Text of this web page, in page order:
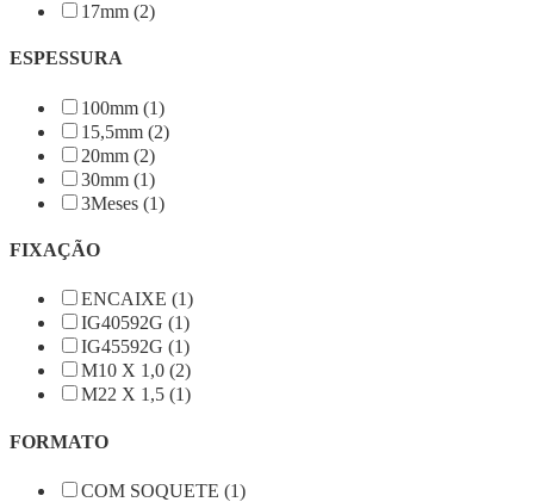
17mm (2)
ESPESSURA
100mm (1)
15,5mm (2)
20mm (2)
30mm (1)
3Meses (1)
FIXAÇÃO
ENCAIXE (1)
IG40592G (1)
IG45592G (1)
M10 X 1,0 (2)
M22 X 1,5 (1)
FORMATO
COM SOQUETE (1)